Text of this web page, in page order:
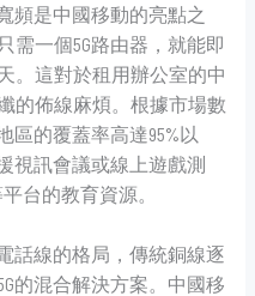
頻是中國移動的亮點之
需一個5G路由器，就能即
。這對於租用辦公室的中
的佈線麻煩。根據市場數
區的覆蓋率高達95%以
視訊會議或線上遊戲測
台的教育資源。
話線的格局，傳統銅線逐
的混合解決方案。中國移